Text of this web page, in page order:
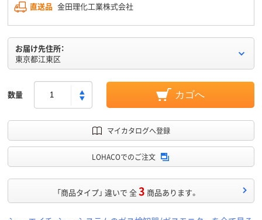
直送品 金田理化工業株式会社
お届け先住所：
東京都江東区
数量 カゴへ
マイカタログへ登録
LOHACOでのご注文
「商品タイプ」 違いで 全3 商品あります。